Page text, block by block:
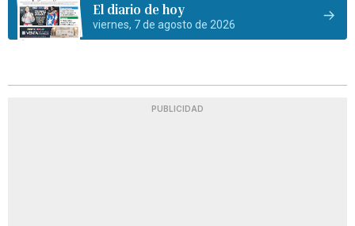
El diario de hoy
viernes, 7 de agosto de 2026
PUBLICIDAD